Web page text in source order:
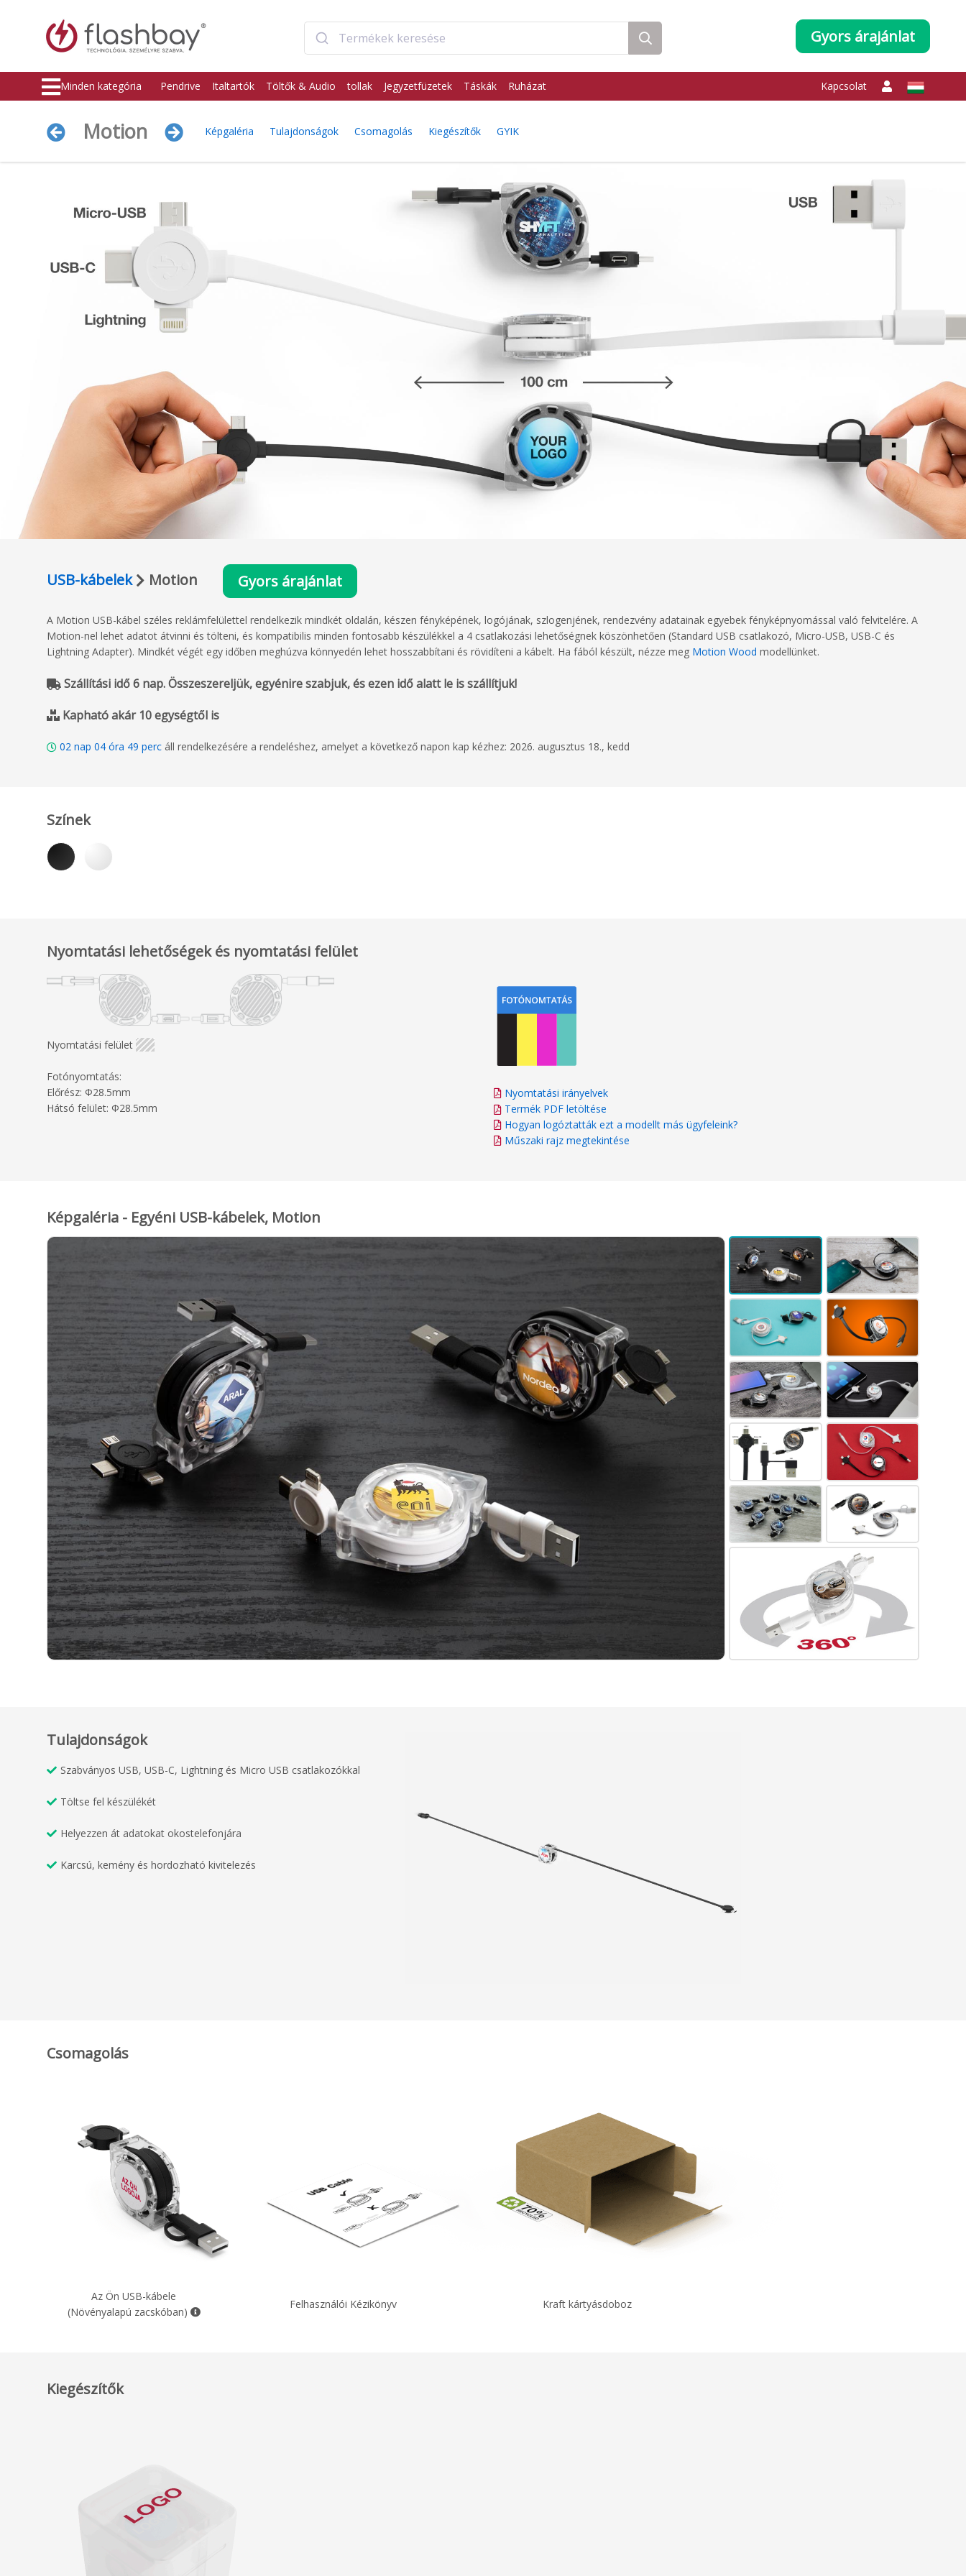
Gyors árajánlat
Minden kategória Pendrive Italtartók Töltők & Audio tollak Jegyzetfüzetek Táskák Ruházat Kapcsolat
Motion Képgaléria Tulajdonságok Csomagolás Kiegészítők GYIK
USB-kábelek Motion Gyors árajánlat
A Motion USB-kábel széles reklámfelülettel rendelkezik mindkét oldalán, készen fényképének, logójának, szlogenjének, rendezvény adatainak egyebek fényképnyomással való felvitelére. A
Motion-nel lehet adatot átvinni és tölteni, és kompatibilis minden fontosabb készülékkel a 4 csatlakozási lehetőségnek köszönhetően (Standard USB csatlakozó, Micro-USB, USB-C és
Lightning Adapter). Mindkét végét egy időben meghúzva könnyedén lehet hosszabbítani és rövidíteni a kábelt. Ha fából készült, nézze meg Motion Wood modellünket.
Szállítási idő 6 nap. Összeszereljük, egyénire szabjuk, és ezen idő alatt le is szállítjuk!
Kapható akár 10 egységtől is
02 nap 04 óra 49 perc áll rendelkezésére a rendeléshez, amelyet a következő napon kap kézhez: 2026. augusztus 18., kedd
Színek
Nyomtatási lehetőségek és nyomtatási felület
Nyomtatási felület
Fotónyomtatás:
Előrész: Φ28.5mm
Hátsó felület: Φ28.5mm
Nyomtatási irányelvek
Termék PDF letöltése
Hogyan logóztatták ezt a modellt más ügyfeleink?
Műszaki rajz megtekintése
Képgaléria - Egyéni USB-kábelek, Motion
Tulajdonságok
Szabványos USB, USB-C, Lightning és Micro USB csatlakozókkal
Töltse fel készülékét
Helyezzen át adatokat okostelefonjára
Karcsú, kemény és hordozható kivitelezés
Csomagolás
Az Ön USB-kábele
(Növényalapú zacskóban)
Felhasználói Kézikönyv Kraft kártyásdoboz
Kiegészítők